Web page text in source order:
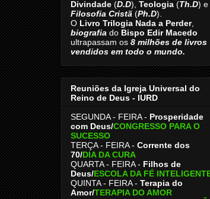
Divindade (D.D), Teologia (Th.D) e
Filosofia Cristã (Ph.D).
O Livro Trilogia Nada a Perder,
biografia do Bispo Edir Macedo
ultrapassam os 8 milhões de livros
vendidos em todo o mundo.
Reuniões da Igreja Universal do
Reino de Deus - IURD
SEGUNDA - FEIRA - Prosperidade
com Deus/CONGRESSO PARA O
SUCESSO
TERÇA - FEIRA - Corrente dos
70/DIA DA CURA
QUARTA - FEIRA - Filhos de
Deus/ESCOLA DA FÉ
QUINTA - FEIRA - Terapia do
Amor/TERAPIA DO AMOR